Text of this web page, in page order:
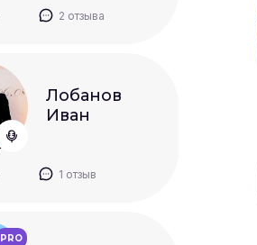
2 отзыва
Лобанов
Иван
1 отзыв
PRO